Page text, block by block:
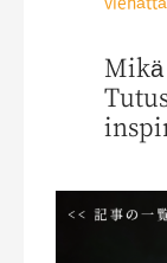
Mikä